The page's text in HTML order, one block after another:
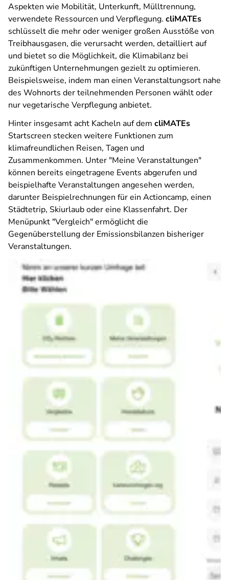
Aspekten wie Mobilität, Unterkunft, Mülltrennung,
verwendete Ressourcen und Verpflegung. cliMATEs
schlüsselt die mehr oder weniger großen Ausstöße von
Treibhausgasen, die verursacht werden, detailliert auf
und bietet so die Möglichkeit, die Klimabilanz bei
zukünftigen Unternehmungen gezielt zu optimieren.
Beispielsweise, indem man einen Veranstaltungsort nahe
des Wohnorts der teilnehmenden Personen wählt oder
nur vegetarische Verpflegung anbietet.
Hinter insgesamt acht Kacheln auf dem cliMATEs
Startscreen stecken weitere Funktionen zum
klimafreundlichen Reisen, Tagen und
Zusammenkommen. Unter "Meine Veranstaltungen"
können bereits eingetragene Events abgerufen und
beispielhafte Veranstaltungen angesehen werden,
darunter Beispielrechnungen für ein Actioncamp, einen
Städtetrip, Skiurlaub oder eine Klassenfahrt. Der
Menüpunkt "Vergleich" ermöglicht die
Gegenüberstellung der Emissionsbilanzen bisheriger
Veranstaltungen.